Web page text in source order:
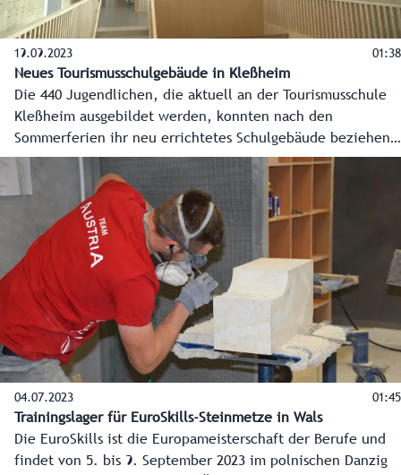
19.09.2023 01:38
Neues Tourismusschulgebäude in Kleßheim
Die 440 Jugendlichen, die aktuell an der Tourismusschule
Kleßheim ausgebildet werden, konnten nach den
Sommerferien ihr neu errichtetes Schulgebäude beziehen.
Die touristische Talenteschmiede besticht nicht nur
architektonisch, sondern auch durch die Verwendung
innovativer Lerntechnologien und zählt ab sofort zu einer
der modernsten Schulen in Österreich.
04.07.2023 01:45
Trainingslager für EuroSkills-Steinmetze in Wals
Die EuroSkills ist die Europameisterschaft der Berufe und
findet von 5. bis 9. September 2023 im polnischen Danzig